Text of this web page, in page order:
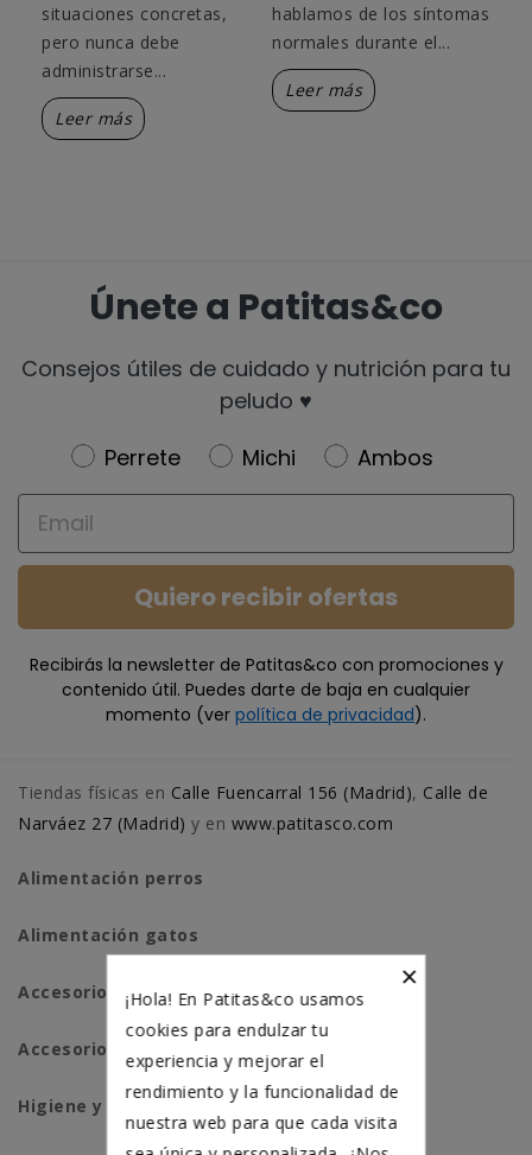
situaciones concretas,
pero nunca debe
administrarse...
Leer más
hablamos de los síntomas
normales durante el...
Leer más
Únete a Patitas&co
Consejos útiles de cuidado y nutrición para tu
peludo ♥️
Newsletter
Perrete Michi
Ambos
Email
Quiero recibir ofertas
Recibirás la newsletter de Patitas&co con promociones y
contenido útil. Puedes darte de baja en cualquier
momento (ver política de privacidad).
Tiendas físicas en Calle Fuencarral 156 (Madrid), Calle de
Narváez 27 (Madrid) y en www.patitasco.com
Alimentación perros
Alimentación gatos
Accesorios perros
Accesorios para gatos
Higiene y salud perros
×
¡Hola! En Patitas&co usamos
cookies para endulzar tu
experiencia y mejorar el
rendimiento y la funcionalidad de
nuestra web para que cada visita